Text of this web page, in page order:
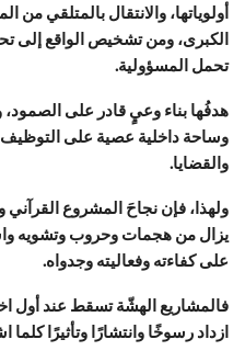
أولوياتها، والانتقال بالمتلقي من
الكبرى، ومن تشخيص الواقع إلى
تحمل المسؤولية.
هدفُها بناء وعيٍ قادر على
وساحة داخلية عصية على التوظيف
والقضايا.
ولهذا، فإن نجاحَ المشروع
يزال من هجمات وحروب وتشويه
على كفاءته وفعاليته وجدواه.
فالمشاريع الهشّة تسقط عند أول
ازداد رسوخًا وانتشارًا وتأثيرًا